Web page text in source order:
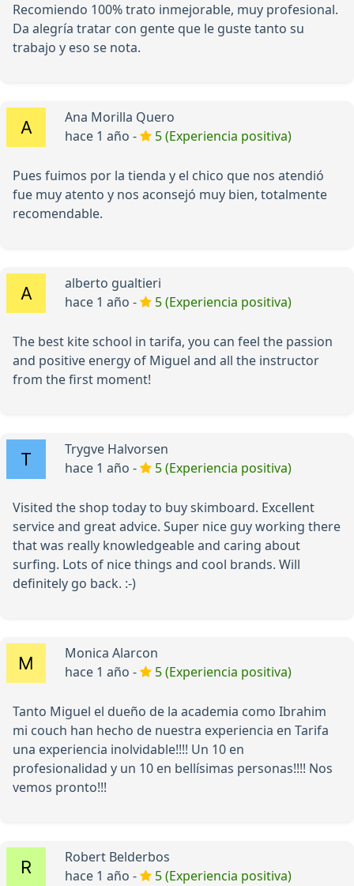
Recomiendo 100% trato inmejorable, muy profesional.
Da alegría tratar con gente que le guste tanto su
trabajo y eso se nota.
Ana Morilla Quero
hace 1 año -
5 (Experiencia positiva)
Pues fuimos por la tienda y el chico que nos atendió
fue muy atento y nos aconsejó muy bien, totalmente
recomendable.
alberto gualtieri
hace 1 año -
5 (Experiencia positiva)
The best kite school in tarifa, you can feel the passion
and positive energy of Miguel and all the instructor
from the first moment!
Trygve Halvorsen
hace 1 año -
5 (Experiencia positiva)
Visited the shop today to buy skimboard. Excellent
service and great advice. Super nice guy working there
that was really knowledgeable and caring about
surfing. Lots of nice things and cool brands. Will
definitely go back. :-)
Monica Alarcon
hace 1 año -
5 (Experiencia positiva)
Tanto Miguel el dueño de la academia como Ibrahim
mi couch han hecho de nuestra experiencia en Tarifa
una experiencia inolvidable!!!! Un 10 en
profesionalidad y un 10 en bellísimas personas!!!! Nos
vemos pronto!!!
Robert Belderbos
hace 1 año -
5 (Experiencia positiva)